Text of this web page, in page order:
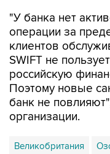
"У банка нет
операции за
клиентов
SWIFT не
российскую
Поэтому новые
банк не
организации.
Великобритания